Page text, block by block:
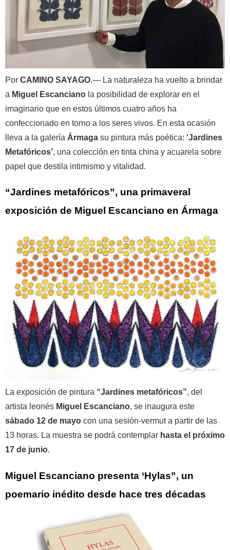
Por CAMINO SAYAGO.— La naturaleza ha vuelto a brindar
a Miguel Escanciano la posibilidad de explorar en el
imaginario que en estos últimos cuatro años ha
confeccionado en torno a los seres vivos. En esta ocasión
lleva a la galería Ármaga su pintura más poética: ‘Jardines
Metafóricos’, una colección en tinta china y acuarela sobre
papel que destila intimismo y vitalidad.
“Jardines metafóricos”, una primaveral
exposición de Miguel Escanciano en Ármaga
La exposición de pintura “Jardines metafóricos”, del
artista leonés Miguel Escanciano, se inaugura este
sábado 12 de mayo con una sesión-vermut a partir de las
13 horas. La muestra se podrá contemplar hasta el próximo
17 de junio.
Miguel Escanciano presenta ‘Hylas”, un
poemario inédito desde hace tres décadas